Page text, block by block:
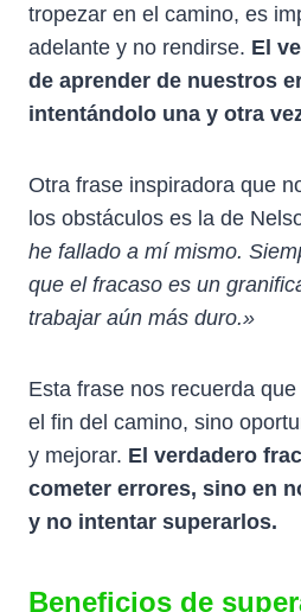
tropezar en el camino, es
adelante y no rendirse. El
de aprender de nuestros
intentándolo una y otra
Otra frase inspiradora que
los obstáculos es la de
he fallado a mí mismo.
que el fracaso es un
trabajar aún más duro.»
Esta frase nos recuerda
el fin del camino, sino
y mejorar. El verdadero
cometer errores, sino en
y no intentar superarlos.
Beneficios de